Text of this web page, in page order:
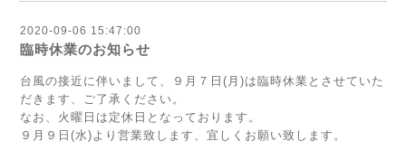
2020-09-06 15:47:00
臨時休業のお知らせ
台風の接近に伴いまして、９月７日(月)は臨時休業とさせていた
だきます、ご了承ください。
なお、火曜日は定休日となっております。
９月９日(水)より営業致します、宜しくお願い致します。